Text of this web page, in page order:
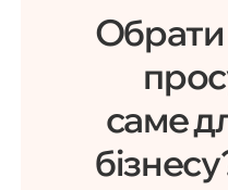
Обрати
саме